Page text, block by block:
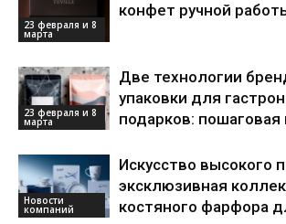
23 февраля и 8
марта
конфет ручной
23 февраля и 8
марта
Две технологии
упаковки для
подарков: пошаговая
Новости
компаний
Искусство высокого
эксклюзивная
костяного фарфора